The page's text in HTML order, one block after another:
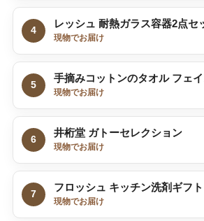
4
レッシュ 耐熱ガラス容器2点セ
現物でお届け
5
手摘みコットンのタオル フェ
現物でお届け
6
井桁堂 ガトーセレクション
現物でお届け
7
フロッシュ キッチン洗剤ギフト
現物でお届け